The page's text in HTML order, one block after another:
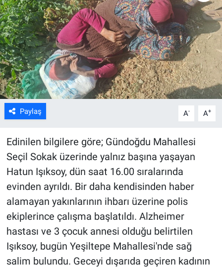
Paylaş A- A+
Edinilen bilgilere göre; Gündoğdu Mahallesi
Seçil Sokak üzerinde yalnız başına yaşayan
Hatun Işıksoy, dün saat 16.00 sıralarında
evinden ayrıldı. Bir daha kendisinden haber
alamayan yakınlarının ihbarı üzerine polis
ekiplerince çalışma başlatıldı. Alzheimer
hastası ve 3 çocuk annesi olduğu belirtilen
Işıksoy, bugün Yeşiltepe Mahallesi'nde sağ
salim bulundu. Geceyi dışarıda geçiren kadının
ASAYİŞ